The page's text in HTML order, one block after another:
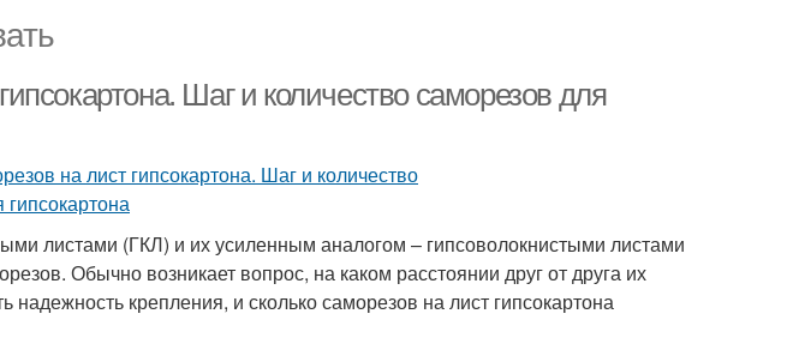
Шаг и количество саморезов для
листами (ГКЛ) и их усиленным аналогом – гипсоволокнистыми листами
Обычно возникает вопрос, на каком расстоянии друг от друга их
надежность крепления, и сколько саморезов на лист гипсокартона